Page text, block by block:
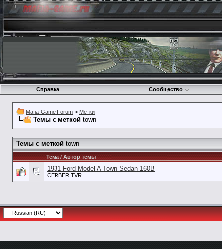
Справка Сообщество
Mafia-Game Forum > Метки
Темы с меткой town
Темы с меткой town
Тема / Автор темы
1931 Ford Model A Town Sedan 160B
CERBER TVR